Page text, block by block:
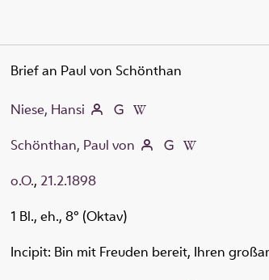
Brief an Paul von Schönthan
Niese, Hansi
Schönthan, Paul von
o.O., 21.2.1898
1 Bl., eh., 8° (Oktav)
Incipit: Bin mit Freuden bereit, Ihren